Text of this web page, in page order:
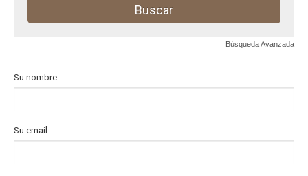
Búsqueda Avanzada
Su nombre:
Su email: